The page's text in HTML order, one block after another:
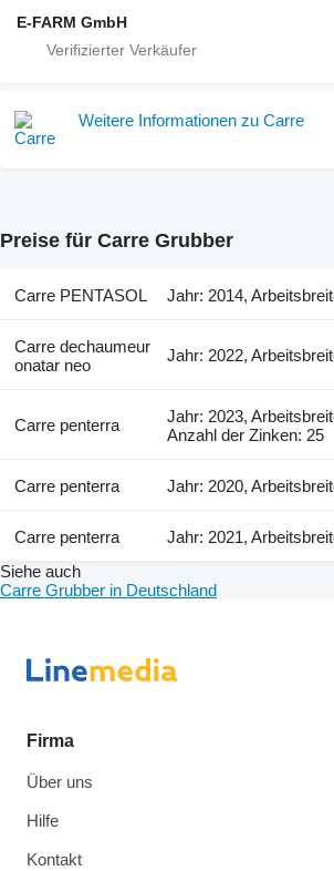
E-FARM GmbH
Weitere Informationen zu Carre
Preise für Carre Grubber
Carre PENTASOL Jahr: 2014,
Carre dechaumeur
onatar neo
Jahr: 2022,
Carre penterra
Jahr: 2023,
Anzahl der Zinken: 25
Carre penterra Jahr: 2020,
Carre penterra Jahr: 2021,
Siehe auch
Carre Grubber in Deutschland
Firma
Über uns
Hilfe
Kontakt